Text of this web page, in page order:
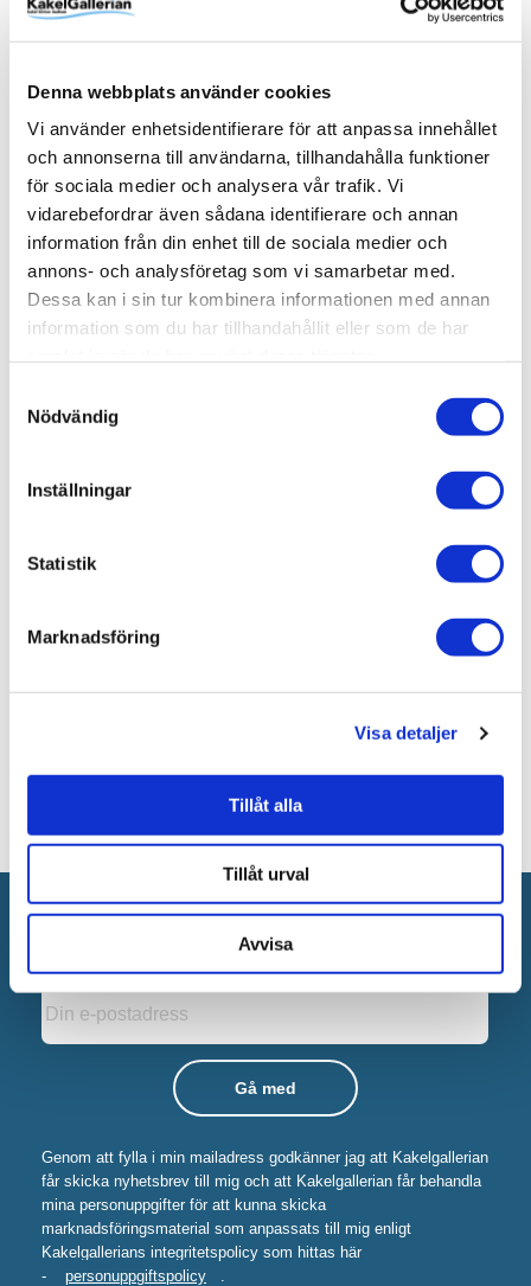
Denna webbplats använder cookies
Vi använder enhetsidentifierare för att anpassa innehållet
och annonserna till användarna, tillhandahålla funktioner
för sociala medier och analysera vår trafik. Vi
vidarebefordrar även sådana identifierare och annan
information från din enhet till de sociala medier och
annons- och analysföretag som vi samarbetar med.
Dessa kan i sin tur kombinera informationen med annan
information som du har tillhandahållit eller som de har
Nödvändig
Inställningar
Statistik
Marknadsföring
Visa detaljer
Tillåt alla
Tillåt urval
Avvisa
Varumärken /
Macro Design
Bad & kök / Badrum /Dusch
Bad & kök / Badrum / Dusch /Duschdörrar
Varumärken / Macro Design /Dusch
Varumärken / Macro Design /Duschdörrar
Duschbyggarna Duschdörrar
Duo de Luxe dubbeldörrar
JUST NU!
Anmäl dig till vårt nyhetsbrev!
Kampanjer
Genom att fylla i min mailadress godkänner jag att Kakelgallerian
får skicka nyhetsbrev till mig och att Kakelgallerian får behandla
mina personuppgifter för att kunna skicka
marknadsföringsmaterial som anpassats till mig enligt
Kakelgallerians integritetspolicy som hittas här
-
personuppgiftspolicy .